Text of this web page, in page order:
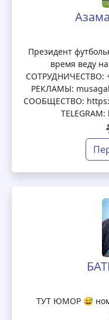
Президент
время веду
СОТРУДНИЧЕСТВО:
РЕКЛАМЫ:
СООБЩЕСТВО:
ТУТ ЮМОР 😅